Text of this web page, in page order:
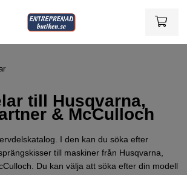
till Husqvarna,
& McCulloch
I den kan du söka efter
till maskiner från Husqvarna,
Du kan välja att söka efter din modell